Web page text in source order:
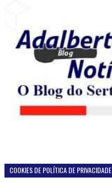
COOKIES DE POLÍTICA DE PRIVACIDADE